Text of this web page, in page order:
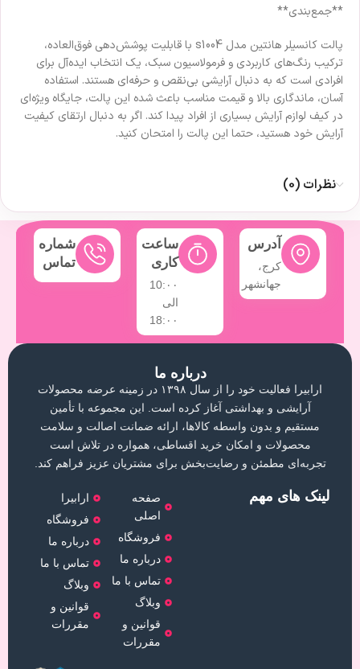
**جمع‌بندی**
پالت کانسیلر هانتین مدل s1004 با قابلیت پوشش‌دهی فوق‌العاده،
ترکیب رنگ‌های کاربردی و فرمولاسیون سبک، یک انتخاب ایده‌آل برای
افرادی است که به دنبال آرایشی بی‌نقص و حرفه‌ای هستند. استفاده
آسان، ماندگاری بالا و قیمت مناسب باعث شده این پالت، جایگاه ویژه‌ای
در کیف لوازم آرایش بسیاری از افراد پیدا کند. اگر به دنبال ارتقای کیفیت
آرایش خود هستید، حتما این پالت را امتحان کنید.
نظرات (0)
آدرس
کرج،
جهانشهر
ساعت
کاری
10:۰۰
الی
18:۰۰
شماره
تماس
لینک های مهم
صفحه
اصلی
فروشگاه
درباره ما
تماس با ما
وبلاگ
قوانین و
مقررات
ارابیرا
فروشگاه
درباره ما
تماس با ما
وبلاگ
قوانین و
مقررات
درباره ما
ارابیرا فعالیت خود را از سال ۱۳۹۸ در زمینه عرضه محصولات
آرایشی و بهداشتی آغاز کرده است. این مجموعه با تأمین
مستقیم و بدون واسطه کالاها، ارائه ضمانت اصالت و سلامت
محصولات و امکان خرید اقساطی، همواره در تلاش است
تجربه‌ای مطمئن و رضایت‌بخش برای مشتریان عزیز فراهم کند.